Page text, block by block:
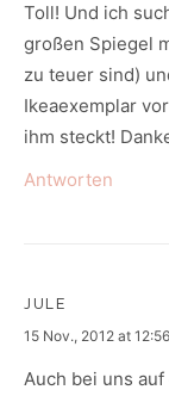
Toll! Und ich
großen Spiegel
zu teuer sind)
Ikeaexemplar
ihm steckt!
Antworten
JULE
says:
15 Nov., 2012 at
Auch bei uns